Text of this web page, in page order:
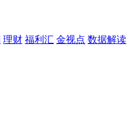
理财 福利汇 金视点 数据解读